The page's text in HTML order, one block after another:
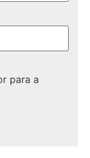
para a